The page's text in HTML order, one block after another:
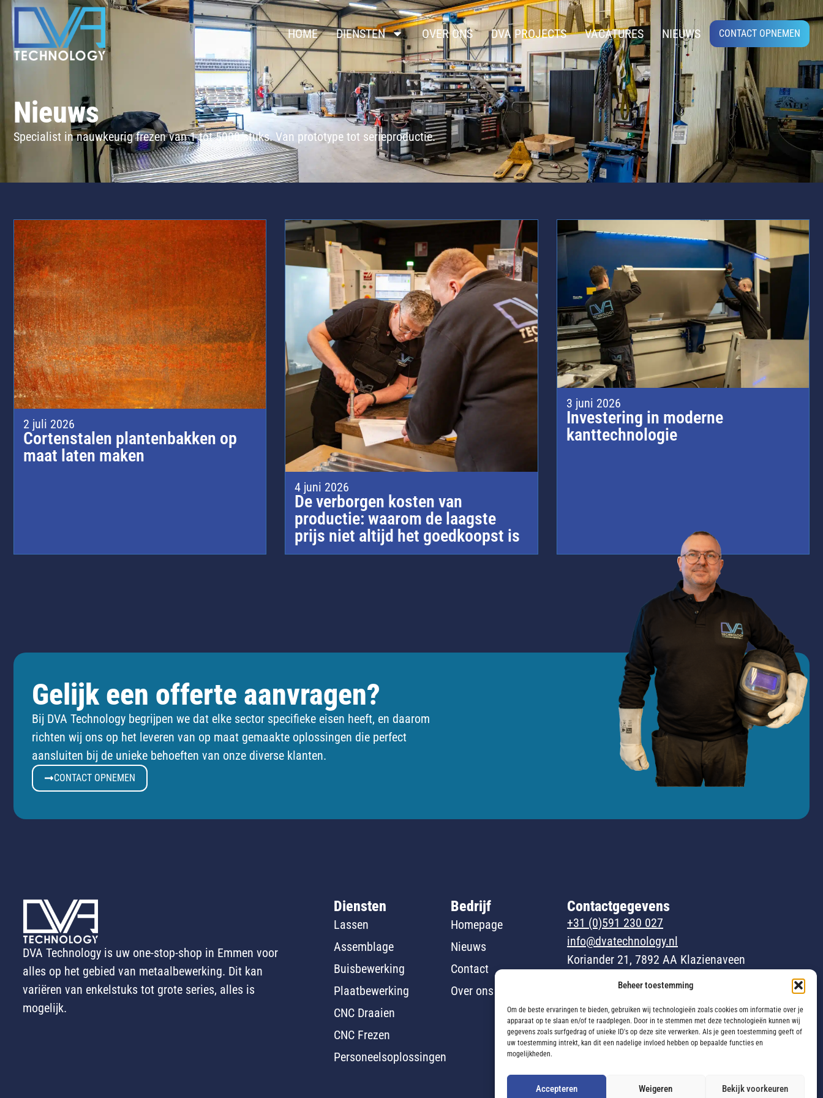
Beheer toestemming
Om de beste ervaringen te bieden, gebruiken wij technologieën zoals cookies om informatie over je
apparaat op te slaan en/of te raadplegen. Door in te stemmen met deze technologieën kunnen wij
gegevens zoals surfgedrag of unieke ID's op deze site verwerken. Als je geen toestemming geeft of
uw toestemming intrekt, kan dit een nadelige invloed hebben op bepaalde functies en
mogelijkheden.
Accepteren Weigeren Bekijk voorkeuren
HOME DIENSTEN OVER ONS DVA PROJECTS VACATURES NIEUWS CONTACT OPNEMEN
Nieuws
Specialist in nauwkeurig frezen van 1 tot 5000 stuks. Van prototype tot serieproductie.
2 juli 2026
Cortenstalen plantenbakken op
maat laten maken
4 juni 2026
De verborgen kosten van
productie: waarom de laagste
prijs niet altijd het goedkoopst is
3 juni 2026
Investering in moderne
kanttechnologie
Gelijk een offerte aanvragen?
Bij DVA Technology begrijpen we dat elke sector specifieke eisen heeft, en daarom
richten wij ons op het leveren van op maat gemaakte oplossingen die perfect
aansluiten bij de unieke behoeften van onze diverse klanten.
CONTACT OPNEMEN
DVA Technology is uw one-stop-shop in Emmen voor
alles op het gebied van metaalbewerking. Dit kan
variëren van enkelstuks tot grote series, alles is
mogelijk.
Diensten
Lassen
Assemblage
Buisbewerking
Plaatbewerking
CNC Draaien
CNC Frezen
Personeelsoplossingen
Bedrijf
Homepage
Nieuws
Contact
Over ons
Contactgegevens
+31 (0)591 230 027
info@dvatechnology.nl
Koriander 21, 7892 AA Klazienaveen
KVK: 82988293